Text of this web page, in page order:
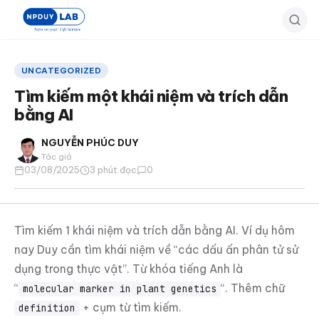
dung
chính
UNCATEGORIZED
Tìm kiếm một khái niệm và trích dẫn
bằng AI
NGUYỄN PHÚC DUY
Tác giả
03/08/2025
3 phút đọc 0
Tìm kiếm 1 khái niệm và trích dẫn bằng AI. Ví dụ hôm
nay Duy cần tìm khái niệm về “các dấu ấn phân tử sử
dụng trong thực vật”. Từ khóa tiếng Anh là
“ molecular marker in plant genetics “. Thêm chữ
definition + cụm từ tìm kiếm.